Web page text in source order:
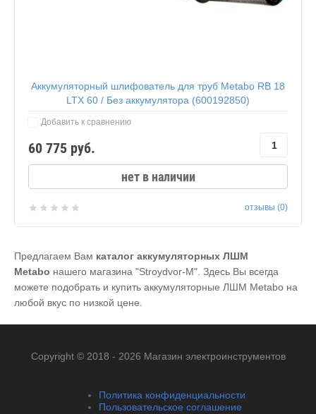
Аккумуляторный шлифователь для труб Metabo RB 18
LTX 60 / Без аккумулятора (600192850)
Добавить к сравнению
60 775 руб.
нет в наличии
отзывы (0)
Предлагаем Вам каталог аккумуляторных ЛШМ
Metabo нашего магазина "Stroydvor-M". Здесь Вы всегда
можете подобрать и купить аккумуляторные ЛШМ Metabo на
любой вкус по низкой цене.
Copyright © 2018 - 2026 Магазин электроинструментов
Политика конфиденциальности
Пользовательское соглашение